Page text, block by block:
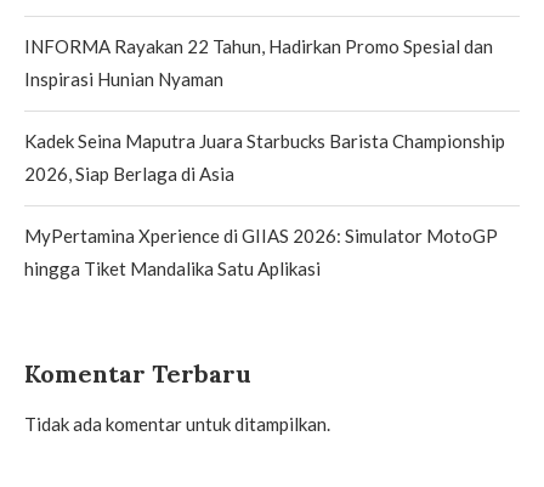
INFORMA Rayakan 22 Tahun, Hadirkan Promo Spesial dan
Inspirasi Hunian Nyaman
Kadek Seina Maputra Juara Starbucks Barista Championship
2026, Siap Berlaga di Asia
MyPertamina Xperience di GIIAS 2026: Simulator MotoGP
hingga Tiket Mandalika Satu Aplikasi
Komentar Terbaru
Tidak ada komentar untuk ditampilkan.